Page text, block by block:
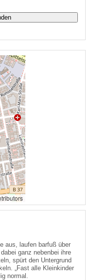
aus, laufen barfuß über
ganz nebenbei ihre
spürt den Untergrund
„Fast alle Kleinkinder
normal.